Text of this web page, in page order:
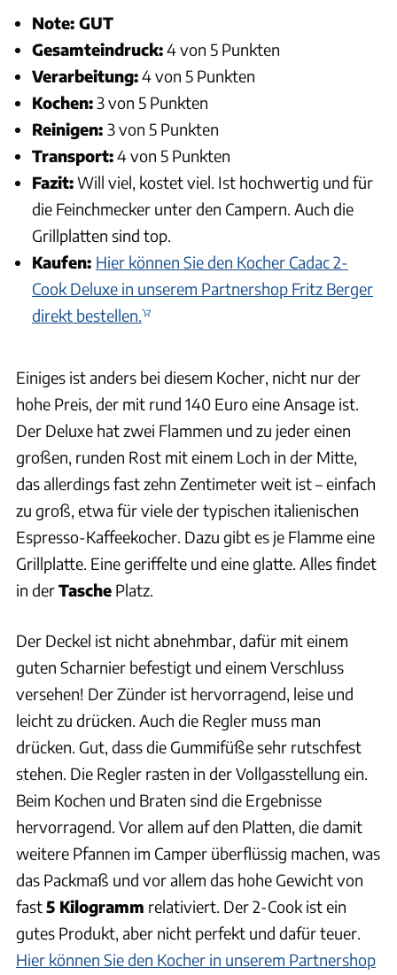
Note: GUT
Gesamteindruck:4 von 5 Punkten
Verarbeitung:4 von 5 Punkten
Kochen:3 von 5 Punkten
Reinigen: 3 von 5 Punkten
Transport:4 von 5 Punkten
Fazit:Will viel, kostet viel. Ist hochwertig und für
die Feinchmecker unter den Campern. Auch die
Grillplatten sind top.
Kaufen: Hier können Sie den Kocher Cadac 2-
Cook Deluxe in unserem Partnershop Fritz Berger
direkt bestellen.
Einiges ist anders bei diesem Kocher, nicht nur der
hohe Preis, der mit rund 140 Euro eine Ansage ist.
Der Deluxe hat zwei Flammen und zu jeder einen
großen, runden Rost mit einem Loch in der Mitte,
das allerdings fast zehn Zentimeter weit ist – einfach
zu groß, etwa für viele der typischen italienischen
Espresso-Kaffeekocher. Dazu gibt es je Flamme eine
Grillplatte. Eine geriffelte und eine glatte. Alles findet
in derTasche Platz.
Der Deckel ist nicht abnehmbar, dafür mit einem
guten Scharnier befestigt und einem Verschluss
versehen! Der Zünder ist hervorragend, leise und
leicht zu drücken. Auch die Regler muss man
drücken. Gut, dass die Gummifüße sehr rutschfest
stehen. Die Regler rasten in der Vollgasstellung ein.
Beim Kochen und Braten sind die Ergebnisse
hervorragend. Vor allem auf den Platten, die damit
weitere Pfannen im Camper überflüssig machen, was
das Packmaß und vor allem das hohe Gewicht von
fast5 Kilogramm relativiert. Der 2-Cook ist ein
gutes Produkt, aber nicht perfekt und dafür teuer.
Hier können Sie den Kocher in unserem Partnershop